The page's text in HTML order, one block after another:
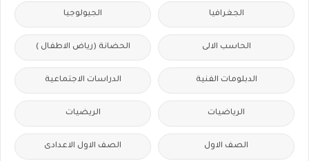
الجغرافيا الجيولوجيا
الحاسب الالى الحضانة (رياض الاطفال )
الدبلومات الفنية الدراسات الاجتماعية
الرياضيات الريضيات
الصف الاول الصف الاول الاعدادى